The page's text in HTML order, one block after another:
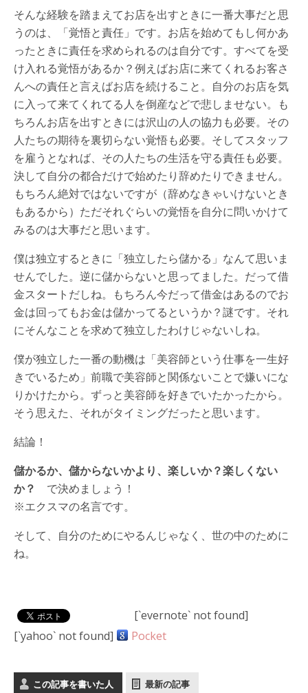
そんな経験を踏まえてお店を出すときに一番大事だと思
うのは、「覚悟と責任」です。お店を始めてもし何かあ
ったときに責任を求められるのは自分です。すべてを受
け入れる覚悟があるか？例えばお店に来てくれるお客さ
んへの責任と言えばお店を続けること。自分のお店を気
に入って来てくれてる人を倒産などで悲しませない。も
ちろんお店を出すときには沢山の人の協力も必要。その
人たちの期待を裏切らない覚悟も必要。そしてスタッフ
を雇うとなれば、その人たちの生活を守る責任も必要。
決して自分の都合だけで始めたり辞めたりできません。
もちろん絶対ではないですが（辞めなきゃいけないとき
もあるから）ただそれぐらいの覚悟を自分に問いかけて
みるのは大事だと思います。
僕は独立するときに「独立したら儲かる」なんて思いま
せんでした。逆に儲からないと思ってました。だって借
金スタートだしね。もちろん今だって借金はあるのでお
金は回ってもお金は儲かってるというか？謎です。それ
にそんなことを求めて独立したわけじゃないしね。
僕が独立した一番の動機は「美容師という仕事を一生好
きでいるため」前職で美容師と関係ないことで嫌いにな
りかけたから。ずっと美容師を好きでいたかったから。
そう思えた、それがタイミングだったと思います。
結論！
儲かるか、儲からないかより、楽しいか？楽しくない
か？
で決めましょう！
※エクスマの名言です。
そして、自分のためにやるんじゃなく、世の中のために
ね。
[`evernote` not found]
[`yahoo` not found]
Pocket
この記事を書いた人 最新の記事